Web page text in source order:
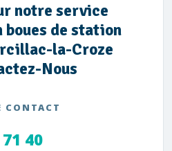
notre service
de station
la-Croze
Nous
CONTACT
40